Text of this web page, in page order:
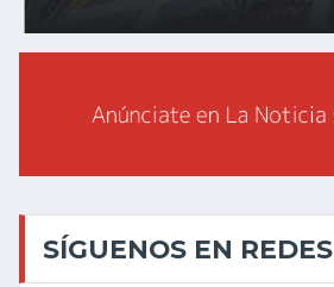
SÍGUENOS EN REDES